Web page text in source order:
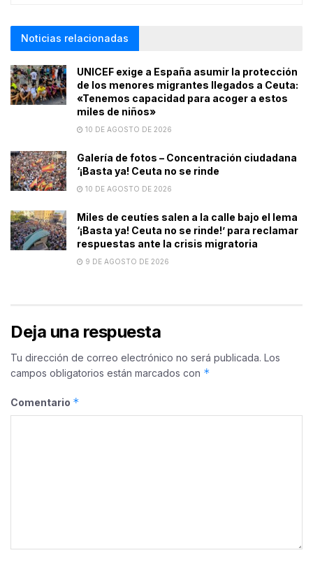
Noticias relacionadas
UNICEF exige a España asumir la protección
de los menores migrantes llegados a Ceuta:
«Tenemos capacidad para acoger a estos
miles de niños»
10 DE AGOSTO DE 2026
Galería de fotos – Concentración ciudadana
‘¡Basta ya! Ceuta no se rinde
10 DE AGOSTO DE 2026
Miles de ceutíes salen a la calle bajo el lema
‘¡Basta ya! Ceuta no se rinde!’ para reclamar
respuestas ante la crisis migratoria
9 DE AGOSTO DE 2026
Deja una respuesta
Tu dirección de correo electrónico no será publicada. Los
campos obligatorios están marcados con *
Comentario *